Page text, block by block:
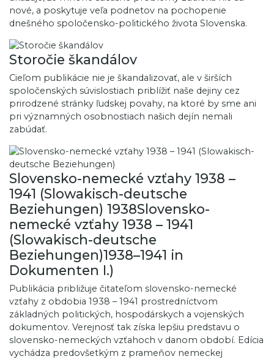
nové, a poskytuje veľa podnetov na pochopenie
dnešného spoločensko-politického života Slovenska.
Storočie škandálov
Cieľom publikácie nie je škandalizovať, ale v širších
spoločenských súvislostiach priblížiť naše dejiny cez
prirodzené stránky ľudskej povahy, na ktoré by sme ani
pri významných osobnostiach našich dejín nemali
zabúdať.
Slovensko-nemecké vzťahy 1938 –
1941 (Slowakisch-deutsche
Beziehungen) 1938Slovensko-
nemecké vzťahy 1938 – 1941
(Slowakisch-deutsche
Beziehungen)1938–1941 in
Dokumenten I.)
Publikácia približuje čitateľom slovensko-nemecké
vzťahy z obdobia 1938 – 1941 prostredníctvom
základných politických, hospodárskych a vojenských
dokumentov. Verejnosť tak získa lepšiu predstavu o
slovensko-nemeckých vzťahoch v danom období. Edícia
vychádza predovšetkým z prameňov nemeckej